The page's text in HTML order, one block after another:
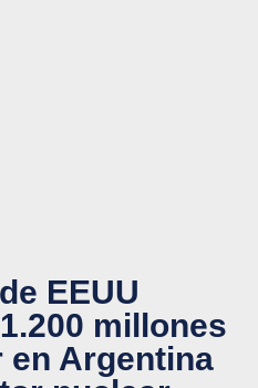
EEUU
millones
Argentina